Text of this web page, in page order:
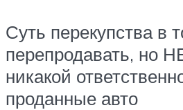
Суть перекупства в
перепродавать, но
никакой
проданные авто